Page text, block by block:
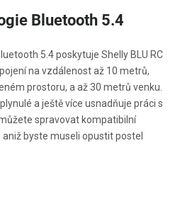
Bluetooth 5.4
5.4 poskytuje Shelly BLU RC
na vzdálenost až 10 metrů,
prostoru, a až 30 metrů venku.
a ještě více usnadňuje práci s
spravovat kompatibilní
byste museli opustit postel